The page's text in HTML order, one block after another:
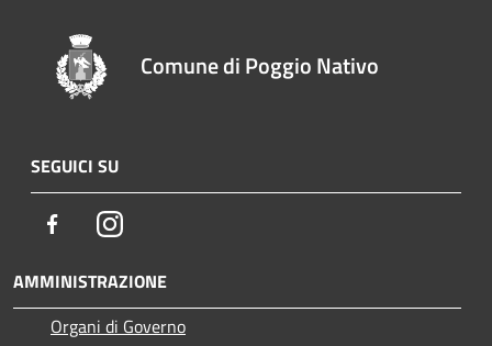
Comune di Poggio Nativo
SEGUICI SU
FacebookInstagram
AMMINISTRAZIONE
Organi di Governo